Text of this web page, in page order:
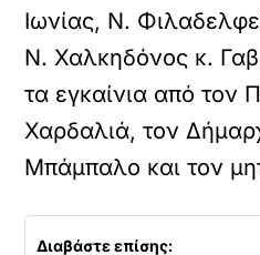
Ιωνίας, Ν.
Ν. Χαλκηδόνος κ.
τα εγκαίνια από τον
Χαρδαλιά, τον
Μπάμπαλο και τον
Διαβάστε επίσης: